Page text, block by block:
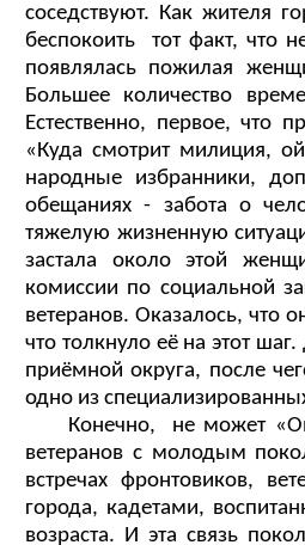
соседствуют. Как жителя
беспокоить тот факт, что
появлялась пожилая
Большее количество
Естественно, первое, что
«Куда смотрит милиция,
народные избранники,
обещаниях - забота о
тяжелую жизненную
застала около этой
комиссии по социальной
ветеранов. Оказалось, что
что толкнуло её на этот
приёмной округа, после
одно из
Конечно, не может
ветеранов с молодым
встречах фронтовиков,
города, кадетами,
возраста. И эта связь